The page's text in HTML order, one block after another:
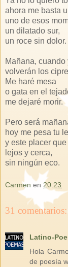
ahora me basta
uno de esos
un dilatado sur,
un roce sin dolor.
Mañana, cuando
volverán los
Me haré mesa
o gata en el
me dejaré morir.
Pero será
hoy me pesa tu
y este placer
lejos y cerca,
sin ningún eco.
Carmen en 20:23
31 comentarios:
Latino-
Hola
de poesía